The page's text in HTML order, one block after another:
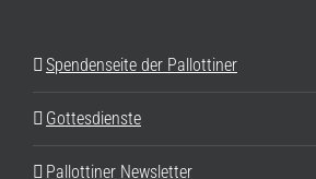
Spendenseite der Pallottiner
Gottesdienste
Pallottiner Newsletter